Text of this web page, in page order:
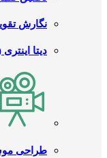
نگارش
دیتا
طراحی